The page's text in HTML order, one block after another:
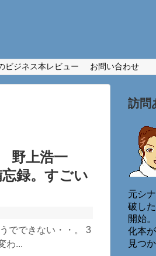
ビジネス本レビュー お問い合わせ
野上浩一
録。すごい
でできない・・。 3
わ...
訪問
元シ
破し
開始
化本
見つ